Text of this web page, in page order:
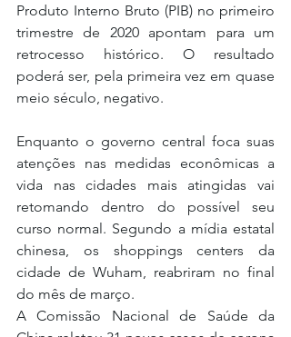
Produto Interno Bruto (PIB) no primeiro
trimestre de 2020 apontam para um
retrocesso histórico. O resultado
poderá ser, pela primeira vez em quase
meio século, negativo.
Enquanto o governo central foca suas
atenções nas medidas econômicas a
vida nas cidades mais atingidas vai
retomando dentro do possível seu
curso normal. Segundo a mídia estatal
chinesa, os shoppings centers da
cidade de Wuham, reabriram no final
do mês de março.
A Comissão Nacional de Saúde da